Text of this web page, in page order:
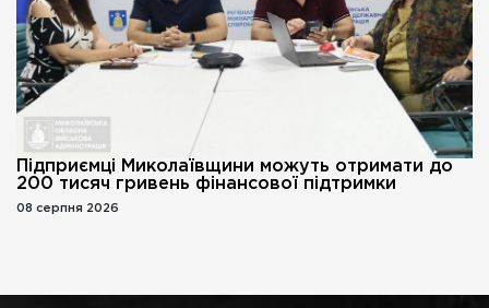
Підприємці Миколаївщини можуть отримати до
200 тисяч гривень фінансової підтримки
08 серпня 2026